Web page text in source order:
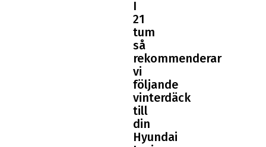
tum
så
rekommenderar
vi
följande
vinterdäck
till
din
Hyundai
Ioniq
5